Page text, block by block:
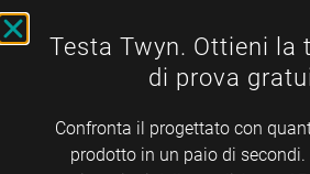
Rapporti digitali
personalizzabili
Testa Twyn. Ottieni la
di prova
Confronta il progettato con
prodotto in un paio di secondi.